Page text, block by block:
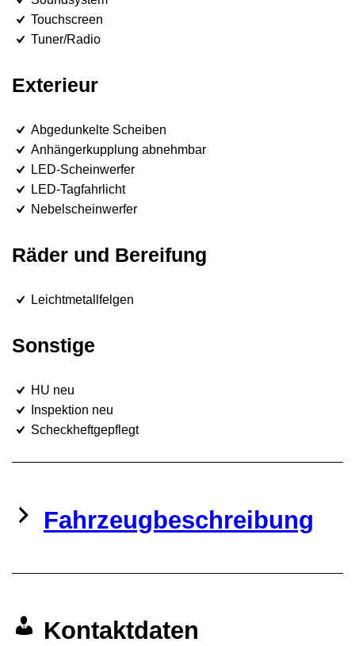
Touchscreen
Tuner/Radio
Exterieur
Abgedunkelte Scheiben
Anhängerkupplung abnehmbar
LED-Scheinwerfer
LED-Tagfahrlicht
Nebelscheinwerfer
Räder und Bereifung
Leichtmetallfelgen
Sonstige
HU neu
Inspektion neu
Scheckheftgepflegt
Fahrzeugbeschreibung
Kontaktdaten